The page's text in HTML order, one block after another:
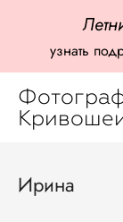
узнать
Ирина